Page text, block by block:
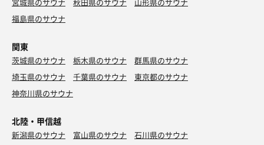
福島県のサウナ
関東
茨城県のサウナ 栃木県のサウナ
群馬県のサウナ
埼玉県のサウナ
千葉県のサウナ
東京都のサウナ
神奈川県のサウナ
北陸・甲信越
新潟県のサウナ 富山県のサウナ
石川県のサウナ